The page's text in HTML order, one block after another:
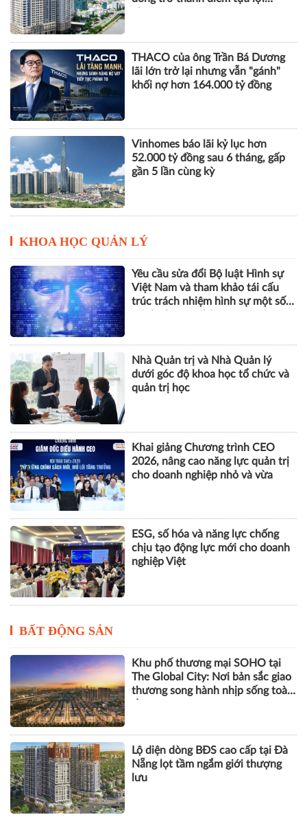
THACO của ông Trần Bá Dương
lãi lớn trở lại nhưng vẫn "gánh"
khối nợ hơn 164.000 tỷ đồng
Vinhomes báo lãi kỷ lục hơn
52.000 tỷ đồng sau 6 tháng, gấp
gần 5 lần cùng kỳ
KHOA HỌC QUẢN LÝ
Yêu cầu sửa đổi Bộ luật Hình sự
Việt Nam và tham khảo tái cấu
trúc trách nhiệm hình sự một số
Nhà Quản trị và Nhà Quản lý
dưới góc độ khoa học tổ chức và
quản trị học
Khai giảng Chương trình CEO
2026, nâng cao năng lực quản trị
cho doanh nghiệp nhỏ và vừa
ESG, số hóa và năng lực chống
chịu tạo động lực mới cho doanh
nghiệp Việt
BẤT ĐỘNG SẢN
Khu phố thương mại SOHO tại
The Global City: Nơi bản sắc giao
thương song hành nhịp sống toàn
Lộ diện dòng BĐS cao cấp tại Đà
Nẵng lọt tầm ngắm giới thượng
lưu